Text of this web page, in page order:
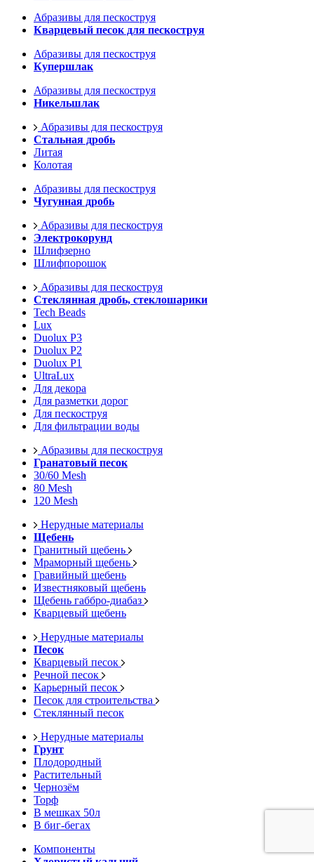
Абразивы для пескоструя
Кварцевый песок для пескоструя
Абразивы для пескоструя
Купершлак
Абразивы для пескоструя
Никельшлак
Абразивы для пескоструя
Стальная дробь
Литая
Колотая
Абразивы для пескоструя
Чугунная дробь
Абразивы для пескоструя
Электрокорунд
Шлифзерно
Шлифпорошок
Абразивы для пескоструя
Стеклянная дробь, стеклошарики
Tech Beads
Lux
Duolux P3
Duolux P2
Duolux P1
UltraLux
Для декора
Для разметки дорог
Для пескоструя
Для фильтрации воды
Абразивы для пескоструя
Гранатовый песок
30/60 Mesh
80 Mesh
120 Mesh
Нерудные материалы
Щебень
Гранитный щебень
Мраморный щебень
Гравийный щебень
Известняковый щебень
Щебень габбро-диабаз
Кварцевый щебень
Нерудные материалы
Песок
Кварцевый песок
Речной песок
Карьерный песок
Песок для строительства
Стеклянный песок
Нерудные материалы
Грунт
Плодородный
Растительный
Чернозём
Торф
В мешках 50л
В биг-бегах
Компоненты